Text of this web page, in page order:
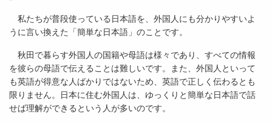
私たちが普段使っている日本語を、外国人にも分かりやすいよ
うに言い換えた「簡単な日本語」のことです。
秋田で暮らす外国人の国籍や母語は様々であり、すべての情報
を彼らの母語で伝えることは難しいです。また、外国人といって
も英語が得意な人ばかりではないため、英語で正しく伝わるとも
限りません。日本に住む外国人は、ゆっくりと簡単な日本語で話
せば理解ができるという人が多いのです。